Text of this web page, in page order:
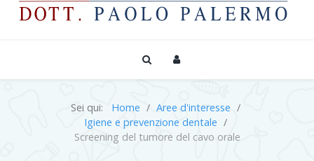
Sei qui: Home
Aree d'interesse
Igiene e prevenzione dentale
Screening del tumore del cavo orale